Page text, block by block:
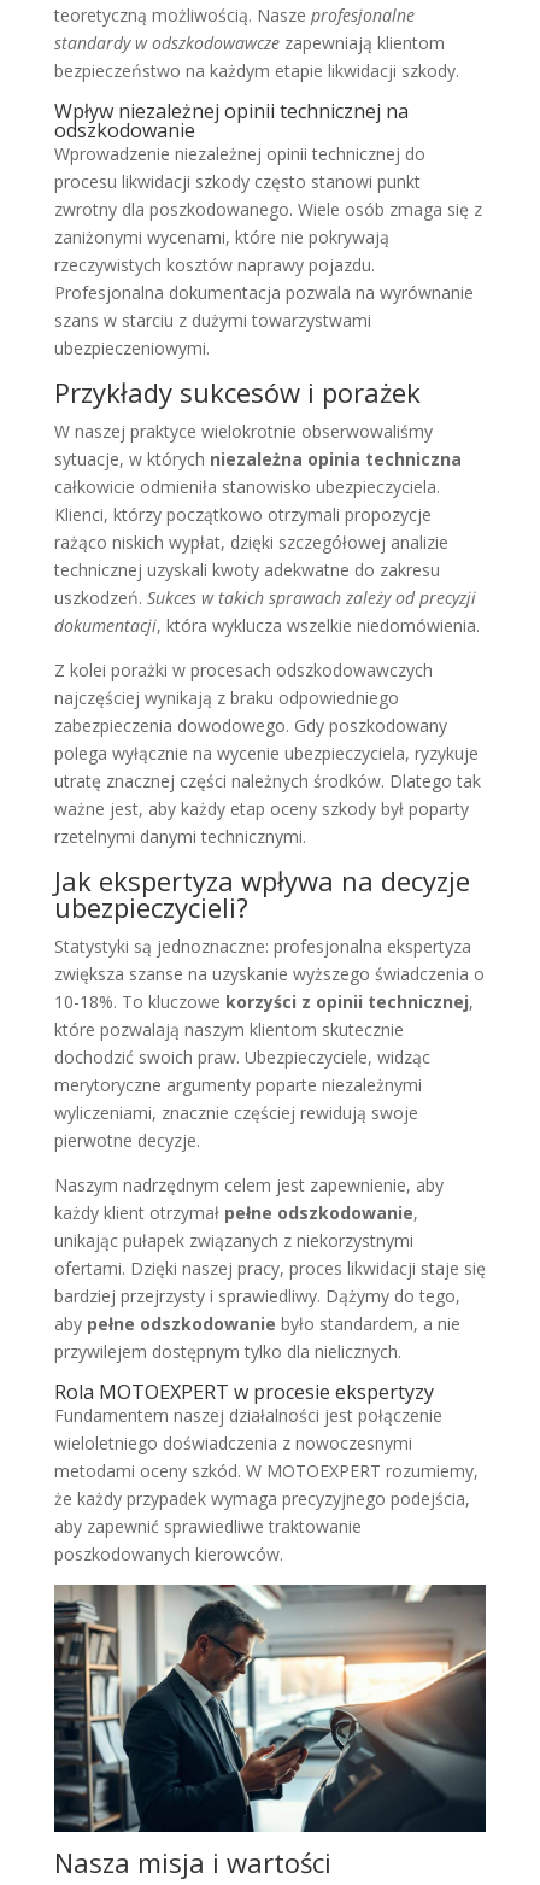
teoretyczną możliwością. Nasze profesjonalne
standardy w odszkodowawczezapewniają klientom
bezpieczeństwo na każdym etapie likwidacji szkody.
Wpływ niezależnej opinii technicznej na
odszkodowanie
Wprowadzenie niezależnej opinii technicznej do
procesu likwidacji szkody często stanowi punkt
zwrotny dla poszkodowanego. Wiele osób zmaga się z
zaniżonymi wycenami, które nie pokrywają
rzeczywistych kosztów naprawy pojazdu.
Profesjonalna dokumentacja pozwala na wyrównanie
szans w starciu z dużymi towarzystwami
ubezpieczeniowymi.
Przykłady sukcesów i porażek
W naszej praktyce wielokrotnie obserwowaliśmy
sytuacje, w których niezależna opinia techniczna
całkowicie odmieniła stanowisko ubezpieczyciela.
Klienci, którzy początkowo otrzymali propozycje
rażąco niskich wypłat, dzięki szczegółowej analizie
technicznej uzyskali kwoty adekwatne do zakresu
uszkodzeń. Sukces w takich sprawach zależy od precyzji
dokumentacji, która wyklucza wszelkie niedomówienia.
Z kolei porażki w procesach odszkodowawczych
najczęściej wynikają z braku odpowiedniego
zabezpieczenia dowodowego. Gdy poszkodowany
polega wyłącznie na wycenie ubezpieczyciela, ryzykuje
utratę znacznej części należnych środków. Dlatego tak
ważne jest, aby każdy etap oceny szkody był poparty
rzetelnymi danymi technicznymi.
Jak ekspertyza wpływa na decyzje
ubezpieczycieli?
Statystyki są jednoznaczne: profesjonalna ekspertyza
zwiększa szanse na uzyskanie wyższego świadczenia o
10-18%. To kluczowe korzyści z opinii technicznej,
które pozwalają naszym klientom skutecznie
dochodzić swoich praw. Ubezpieczyciele, widząc
merytoryczne argumenty poparte niezależnymi
wyliczeniami, znacznie częściej rewidują swoje
pierwotne decyzje.
Naszym nadrzędnym celem jest zapewnienie, aby
każdy klient otrzymał pełne odszkodowanie,
unikając pułapek związanych z niekorzystnymi
ofertami. Dzięki naszej pracy, proces likwidacji staje się
bardziej przejrzysty i sprawiedliwy. Dążymy do tego,
aby pełne odszkodowanie było standardem, a nie
przywilejem dostępnym tylko dla nielicznych.
Rola MOTOEXPERT w procesie ekspertyzy
Fundamentem naszej działalności jest połączenie
wieloletniego doświadczenia z nowoczesnymi
metodami oceny szkód. W MOTOEXPERT rozumiemy,
że każdy przypadek wymaga precyzyjnego podejścia,
aby zapewnić sprawiedliwe traktowanie
poszkodowanych kierowców.
Nasza misja i wartości